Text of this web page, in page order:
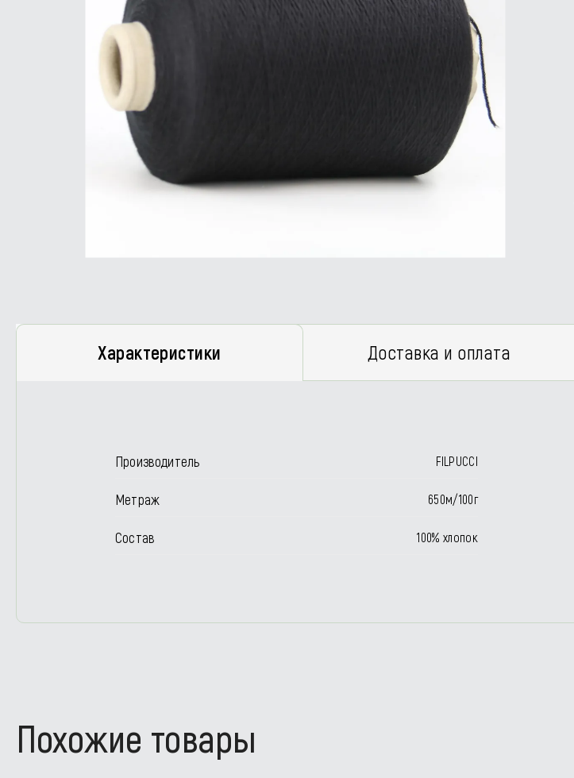
Характеристики Доставка и оплата
Производитель FILPUCCI
Метраж 650м/100г
Состав 100% хлопок
Похожие товары